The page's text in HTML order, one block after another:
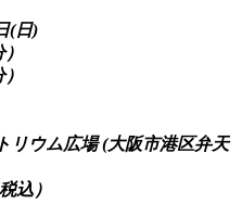
(日)
リウム広場 (大阪市港区弁天
込）